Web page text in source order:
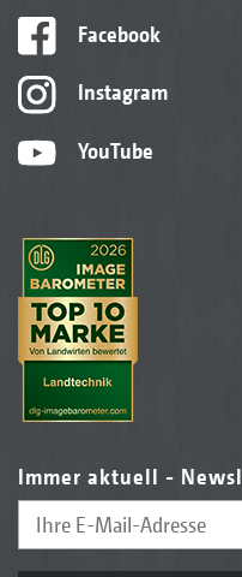
Facebook
Instagram
YouTube
Immer aktuell -